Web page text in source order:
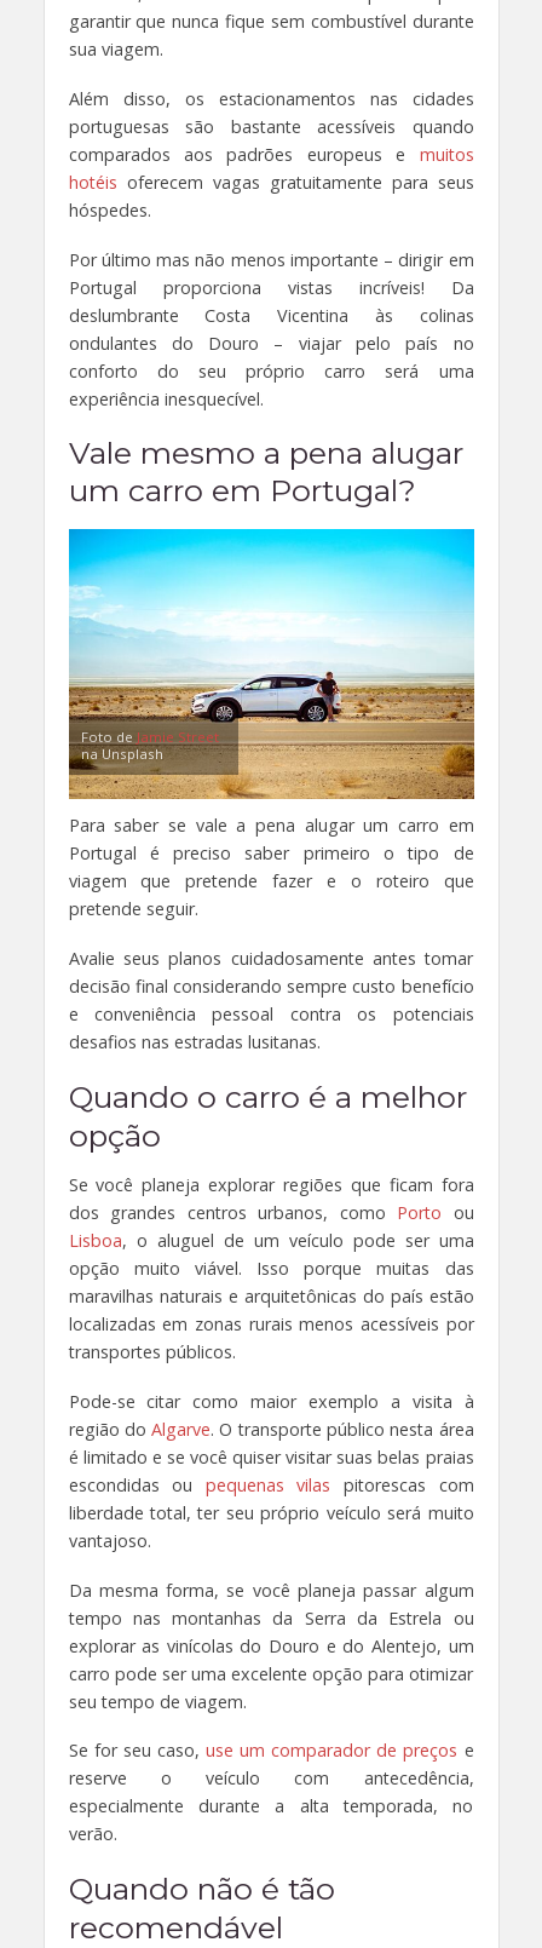
garantir que nunca fique sem combustível durante
sua viagem.
Além disso, os estacionamentos nas cidades
portuguesas são bastante acessíveis quando
comparados aos padrões europeus e muitos
hotéis oferecem vagas gratuitamente para seus
hóspedes.
Por último mas não menos importante – dirigir em
Portugal proporciona vistas incríveis! Da
deslumbrante Costa Vicentina às colinas
ondulantes do Douro – viajar pelo país no
conforto do seu próprio carro será uma
experiência inesquecível.
Vale mesmo a pena alugar
um carro em Portugal?
Foto de Jamie Street
na Unsplash
Para saber se vale a pena alugar um carro em
Portugal é preciso saber primeiro o tipo de
viagem que pretende fazer e o roteiro que
pretende seguir.
Avalie seus planos cuidadosamente antes tomar
decisão final considerando sempre custo benefício
e conveniência pessoal contra os potenciais
desafios nas estradas lusitanas.
Quando o carro é a melhor
opção
Se você planeja explorar regiões que ficam fora
dos grandes centros urbanos, como Porto ou
Lisboa, o aluguel de um veículo pode ser uma
opção muito viável. Isso porque muitas das
maravilhas naturais e arquitetônicas do país estão
localizadas em zonas rurais menos acessíveis por
transportes públicos.
Pode-se citar como maior exemplo a visita à
região doAlgarve. O transporte público nesta área
é limitado e se você quiser visitar suas belas praias
escondidas ou pequenas vilas pitorescas com
liberdade total, ter seu próprio veículo será muito
vantajoso.
Da mesma forma, se você planeja passar algum
tempo nas montanhas da Serra da Estrela ou
explorar as vinícolas do Douro e do Alentejo, um
carro pode ser uma excelente opção para otimizar
seu tempo de viagem.
Se for seu caso, use um comparador de preços e
reserve o veículo com antecedência,
especialmente durante a alta temporada, no
verão.
Quando não é tão
recomendável